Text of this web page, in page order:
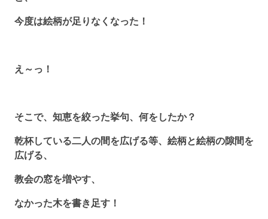
今度は絵柄が足りなくなった！
え～っ！
そこで、知恵を絞った挙句、何をしたか？
乾杯している二人の間を広げる等、絵柄と絵柄の隙間を
広げる、
教会の窓を増やす、
なかった木を書き足す！